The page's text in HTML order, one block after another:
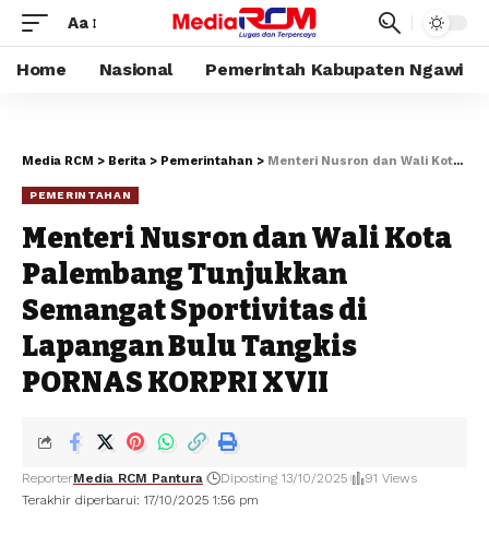
Aa
Home Nasional Pemerintah Kabupaten Ngawi
Media RCM > Berita > Pemerintahan > Menteri Nusron dan Wali Kota Palembang Tunjukkan Semangat Sportivitas di Lapangan Bulu Tangkis PORNAS KORPRI XVII
PEMERINTAHAN
Menteri Nusron dan Wali Kota
Palembang Tunjukkan
Semangat Sportivitas di
Lapangan Bulu Tangkis
PORNAS KORPRI XVII
Terakhir diperbarui: 17/10/2025 1:56 pm
ReporterMedia RCM Pantura Diposting 13/10/2025 91 Views